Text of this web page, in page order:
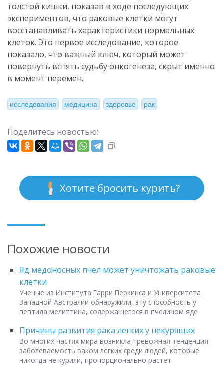
толстой кишки, показав в ходе последующих
экспериментов, что раковые клетки могут
восстанавливать характеристики нормальных
клеток. Это первое исследование, которое
показало, что важный ключ, который может
повернуть вспять судьбу онкогенеза, скрыт именно
в момент перемен.
исследования медицина здоровье рак
Поделитесь новостью:
Хотите бросить курить?
Похожие новости
Яд медоносных пчел может уничтожать раковые
клетки
Ученые из Института Гарри Перкинса и Университета
Западной Австралии обнаружили, эту способность у
пептида мелиттина, содержащегося в пчелином яде
Причины развития рака легких у некурящих
Во многих частях мира возникла тревожная тенденция:
заболеваемость раком легких среди людей, которые
никогда не курили, пропорционально растет